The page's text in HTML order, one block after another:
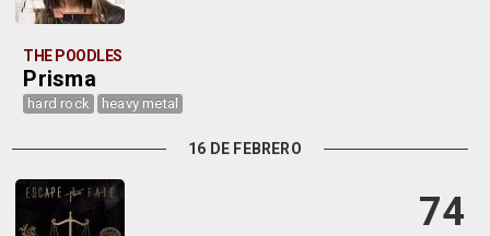
THE POODLES
Prisma
hard rock heavy metal
16 DE FEBRERO
74